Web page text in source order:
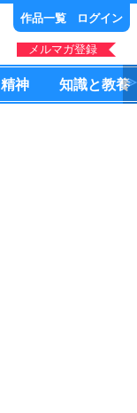
作品一覧 ログイン
メルマガ登録
精神 知識と教養